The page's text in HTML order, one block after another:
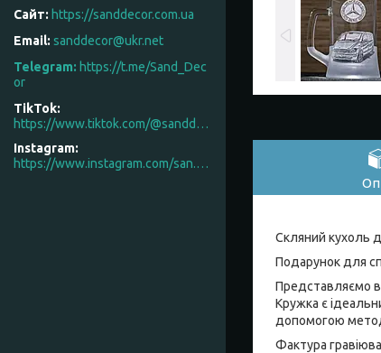
Cкляний кухоль
Подарунок для
Представляємо
Кружка є
допомогою
Фактура
https://sanddecor.com.ua
sanddecor@ukr.net
https://t.me/Sand_Dec
or
TikTok
https://www.tiktok.com/@sanddecor.com.ua
Instagram
https://www.instagram.com/san.d.decor/